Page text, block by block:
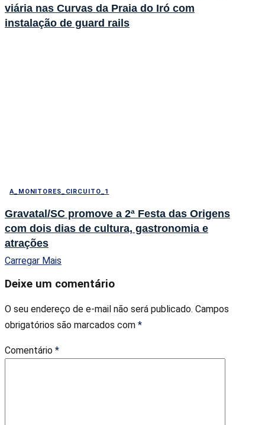
viária nas Curvas da Praia do Iró com
instalação de guard rails
A_MONITORES_CIRCUITO_1
Gravatal/SC promove a 2ª Festa das Origens
com dois dias de cultura, gastronomia e
atrações
Carregar Mais
Deixe um comentário
O seu endereço de e-mail não será publicado. Campos
obrigatórios são marcados com *
Comentário *